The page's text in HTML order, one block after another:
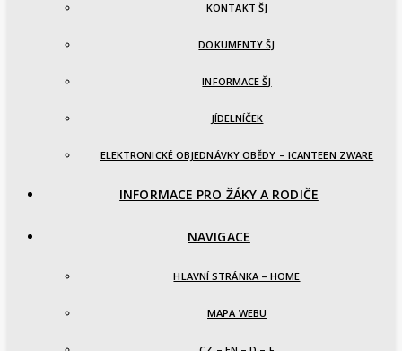
KONTAKT ŠJ
DOKUMENTY ŠJ
INFORMACE ŠJ
JÍDELNÍČEK
ELEKTRONICKÉ OBJEDNÁVKY OBĚDY – ICANTEEN ZWARE
INFORMACE PRO ŽÁKY A RODIČE
NAVIGACE
HLAVNÍ STRÁNKA – HOME
MAPA WEBU